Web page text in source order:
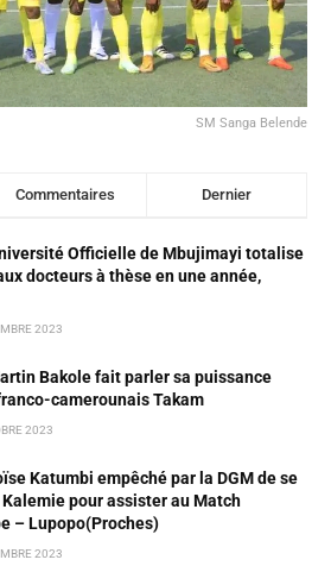
SM Sanga Belende
Commentaires Dernier
Officielle de Mbujimayi totalise
docteurs à thèse en une année,
2023
Bakole fait parler sa puissance
camerounais Takam
2023
Katumbi empêché par la DGM de se
pour assister au Match
– Lupopo(Proches)
2023